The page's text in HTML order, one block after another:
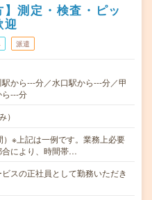
】測定・検査・ピッ
迎
派遣
から---分／水口駅から---分／甲
---分
）
※上記は一例です。業務上必要
合により、時間帯…
スの正社員として勤務いただき